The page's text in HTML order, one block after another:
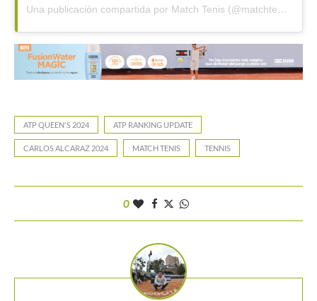
Una publicación compartida por Match Tenis (@matchtenis)
ATP QUEEN'S 2024 ATP RANKING UPDATE
CARLOS ALCARAZ 2024 MATCH TENIS TENNIS
0